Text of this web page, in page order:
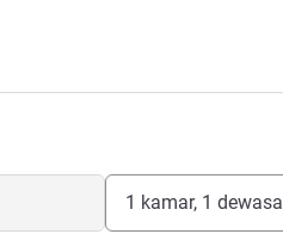
1 kamar, 1 dewasa